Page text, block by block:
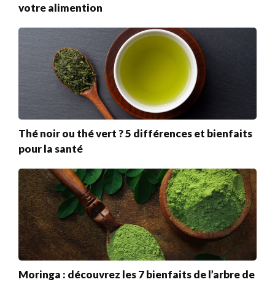
votre alimention
Thé noir ou thé vert ? 5 différences et bienfaits
pour la santé
Moringa : découvrez les 7 bienfaits de l’arbre de